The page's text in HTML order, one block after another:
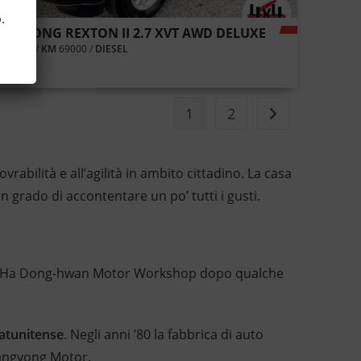
REXTON II 2.7 XVT AWD DELUXE
2010 / KM 69000 / DIESEL
1 2
e all’agilità in ambito cittadino. La casa
grado di accontentare un po’ tutti i gusti.
Dong-hwan Motor Workshop dopo qualche
. Negli anni ’80 la fabbrica di auto
Motor.
.